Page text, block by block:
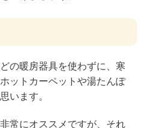
の暖房器具を使わずに、寒
ットカーペットや湯たんぽ
います。
常にオススメですが、それ